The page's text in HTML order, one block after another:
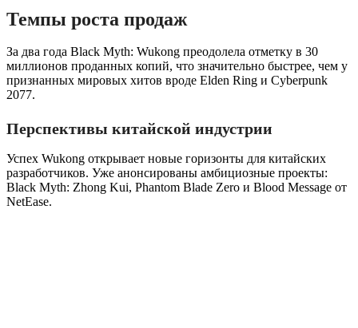
Темпы роста продаж
За два года Black Myth: Wukong преодолела отметку в 30
миллионов проданных копий, что значительно быстрее, чем у
признанных мировых хитов вроде Elden Ring и Cyberpunk
2077.
Перспективы китайской индустрии
Успех Wukong открывает новые горизонты для китайских
разработчиков. Уже анонсированы амбициозные проекты:
Black Myth: Zhong Kui, Phantom Blade Zero и Blood Message от
NetEase.